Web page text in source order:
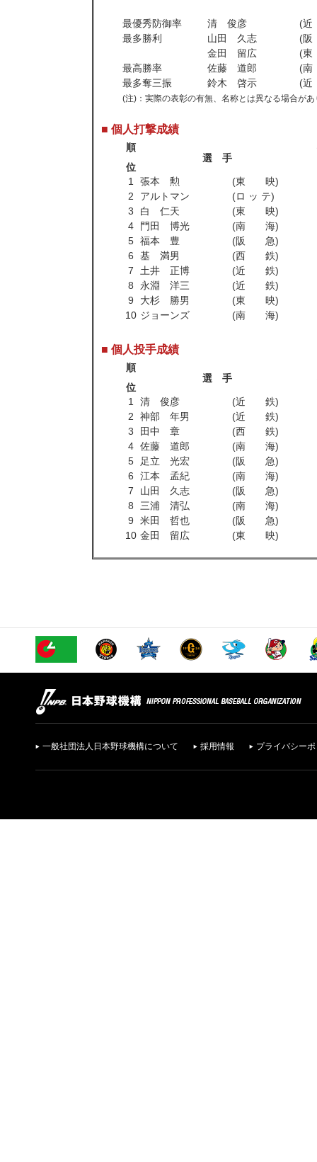
最優秀防御率 清 俊彦
(
最多勝利
山田 久志
(
金田 留広
(
最高勝率
佐藤 道郎
(
最多奪三振
鈴木 啓示 (
(注)：実際の表彰の有無、名称とは異なる場合があ
■ 個人打撃成績
順
位
選 手
1 張本 勲
(東 映)
2
アルトマン
(ロ ッ テ)
3
白 仁天
(東 映)
4
門田 博光
(南 海)
5 福本 豊
(阪 急)
6
基 満男
(西 鉄)
7
土井 正博
(近 鉄)
8
永淵 洋三
(近 鉄)
9
大杉 勝男
(東 映)
10 ジョーンズ (南 海)
■ 個人投手成績
順
位
選 手
1 清 俊彦
(近 鉄)
2
神部 年男
(近 鉄)
3
田中 章
(西 鉄)
4 佐藤 道郎
(南 海)
5
足立 光宏
(阪 急)
6
江本 孟紀
(南 海)
7
山田 久志
(阪 急)
8
三浦 清弘
(南 海)
9
米田 哲也
(阪 急)
10 金田 留広 (東 映)
一般社団法人日本野球機構について 採用情報 プライバシー